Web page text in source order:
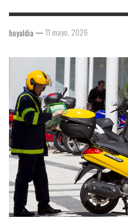
hoyaldia — 11 mayo, 2026